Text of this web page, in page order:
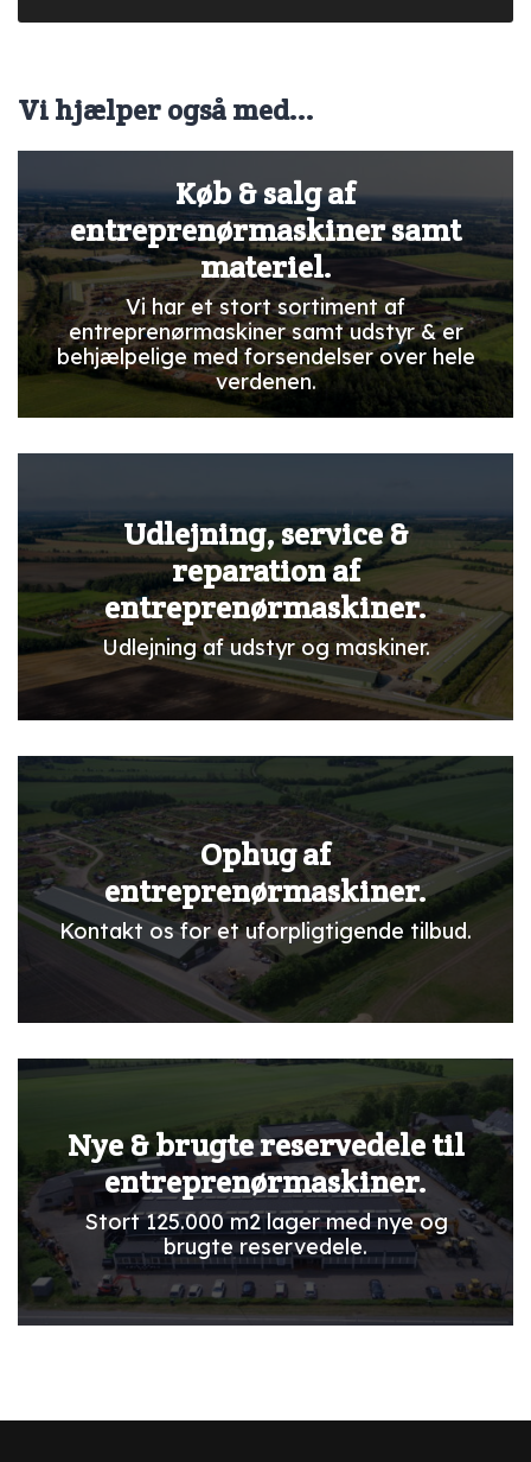
Vi hjælper også med...
Køb & salg af
entreprenørmaskiner samt
materiel.
Vi har et stort sortiment af
entreprenørmaskiner samt udstyr & er
behjælpelige med forsendelser over hele
verdenen.
Udlejning, service &
reparation af
entreprenørmaskiner.
Udlejning af udstyr og maskiner.
Ophug af
entreprenørmaskiner.
Kontakt os for et uforpligtigende tilbud.
Nye & brugte reservedele til
entreprenørmaskiner.
Stort 125.000 m2 lager med nye og
brugte reservedele.